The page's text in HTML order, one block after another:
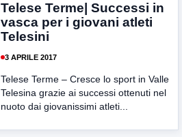
Telese Terme| Successi in
vasca per i giovani atleti
Telesini
3 APRILE 2017
Telese Terme – Cresce lo sport in Valle
Telesina grazie ai successi ottenuti nel
nuoto dai giovanissimi atleti...